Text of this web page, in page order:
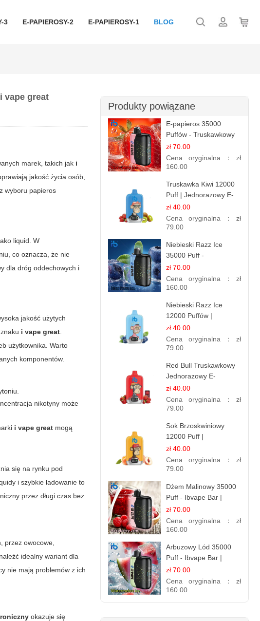
3 E-PAPIEROSY-2 E-PAPIEROSY-1 BLOG
vape great
marek, takich jak i
jakość życia osób,
wyboru papieros
liquid. W
co oznacza, że nie
dla dróg oddechowych i
jakość użytych
i vape great
użytkownika. Warto
komponentów.
nikotyny może
i vape great mogą
się na rynku pod
i szybkie ładowanie to
przez długi czas bez
przez owocowe,
idealny wariant dla
nie mają problemów z ich
okazuje się
Produkty powiązane
E-papieros 35000
Puffów - Truskawkowy
Lód | Orzeźwiający
Smak
zł 70.00
Cena oryginalna： zł
160.00
Truskawka Kiwi 12000
Puff | Jednorazowy E-
papierosy | Owocowa
Mieszanka
zł 40.00
Cena oryginalna： zł
79.00
Niebieski Razz Ice
35000 Puff -
Orzeźwiający E-
papieros Jednorazowy |
IBVAPE
zł 70.00
Cena oryginalna： zł
160.00
Niebieski Razz Ice
12000 Puffów |
Jednorazowy E-
papieros | Jagodowy
Chłód
zł 40.00
Cena oryginalna： zł
79.00
Red Bull Truskawkowy
Jednorazowy E-
papierosy | Energy
Drink Smak
zł 40.00
Cena oryginalna： zł
79.00
Sok Brzoskwiniowy
12000 Puff |
Jednorazowy E-
papieros | Owocowy
Smak
zł 40.00
Cena oryginalna： zł
79.00
Dżem Malinowy 35000
Puff - Ibvape Bar |
Słodki E-papieros
Jednorazowy
zł 70.00
Cena oryginalna： zł
160.00
Arbuzowy Lód 35000
Puff - Ibvape Bar |
Orzeźwiający E-
papieros Jednorazowy
zł 70.00
Cena oryginalna： zł
160.00